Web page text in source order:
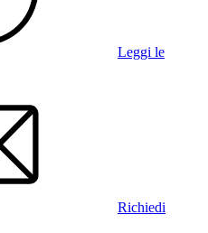
Leggi le
Richiedi